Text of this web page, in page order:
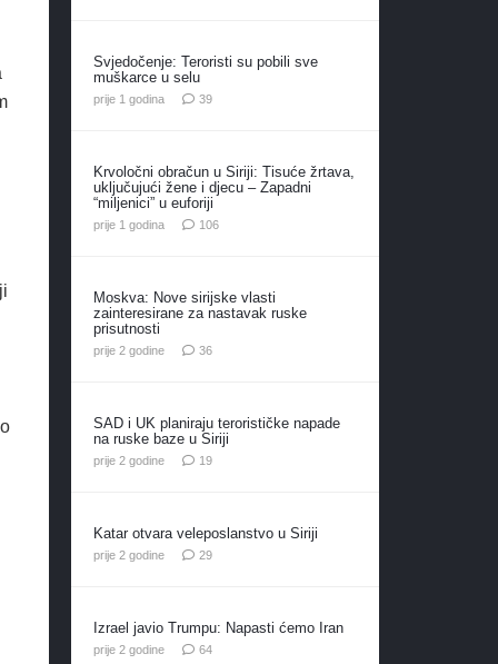
Svjedočenje: Teroristi su pobili sve
muškarce u selu
prije 1 godina 39komentara
Krvoločni obračun u Siriji: Tisuće žrtava,
uključujući žene i djecu – Zapadni
“miljenici” u euforiji
prije 1 godina 106komentara
Moskva: Nove sirijske vlasti
zainteresirane za nastavak ruske
prisutnosti
prije 2 godine 36komentara
SAD i UK planiraju terorističke napade
na ruske baze u Siriji
prije 2 godine 19komentara
Katar otvara veleposlanstvo u Siriji
prije 2 godine 29komentara
Izrael javio Trumpu: Napasti ćemo Iran
prije 2 godine 64komentara